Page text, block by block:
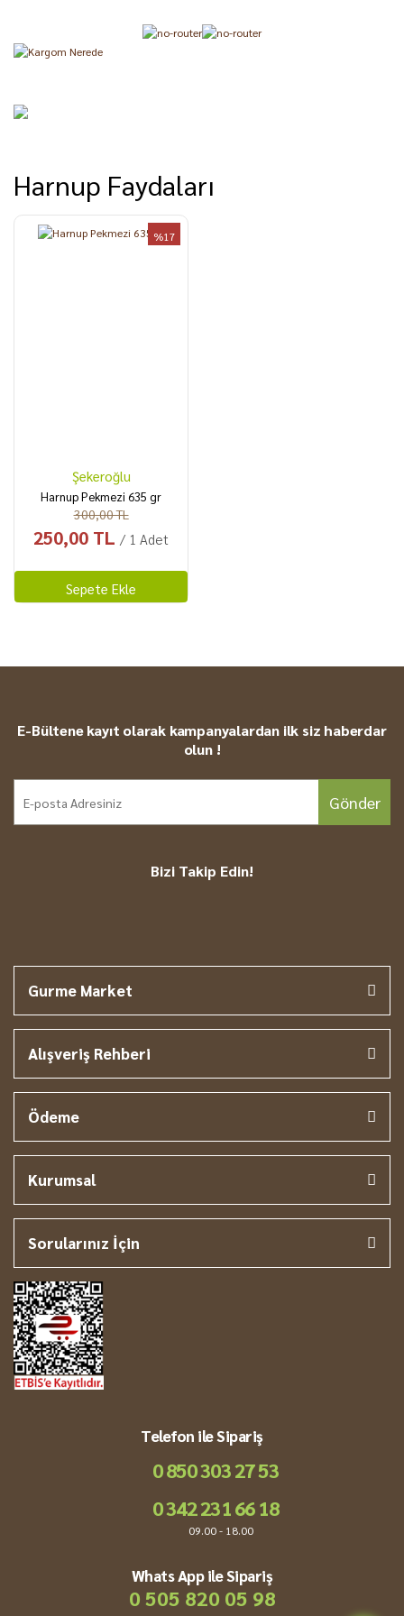
Harnup Faydaları
%17
Şekeroğlu
Harnup Pekmezi 635 gr
300,00 TL
250,00 TL / 1 Adet
Sepete Ekle
E-Bültene kayıt olarak kampanyalardan ilk siz haberdar
olun !
Gönder
Bizi Takip Edin!
Gurme Market
Alışveriş Rehberi
Ödeme
Kurumsal
Sorularınız İçin
Telefon ile Sipariş
0 850 303 27 53
0 342 231 66 18
09.00 - 18.00
Whats App ile Sipariş
0 505 820 05 98